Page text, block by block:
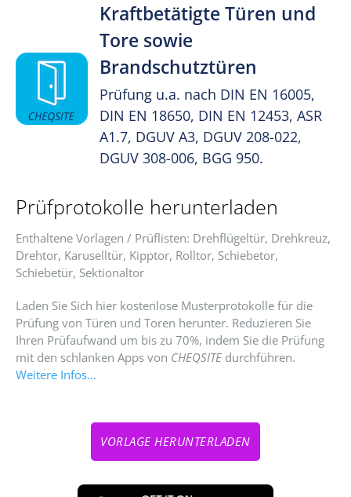
Kraftbetätigte Türen und
Tore sowie
Brandschutztüren
Prüfung u.a. nach DIN EN 16005,
DIN EN 18650, DIN EN 12453, ASR
A1.7, DGUV A3, DGUV 208-022,
DGUV 308-006, BGG 950.
Prüfprotokolle herunterladen
Enthaltene Vorlagen / Prüflisten: Drehflügeltür, Drehkreuz,
Drehtor, Karuselltür, Kipptor, Rolltor, Schiebetor,
Schiebetür, Sektionaltor
Laden Sie Sich hier kostenlose Musterprotokolle für die
Prüfung von Türen und Toren herunter. Reduzieren Sie
Ihren Prüfaufwand um bis zu 70%, indem Sie die Prüfung
mit den schlanken Apps von CHEQSITEdurchführen.
Weitere Infos…
VORLAGE HERUNTERLADEN